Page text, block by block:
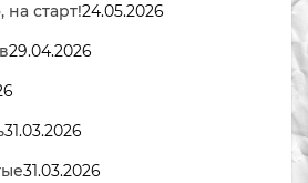
на старт!24.05.2026
29.04.2026
31.03.2026
31.03.2026